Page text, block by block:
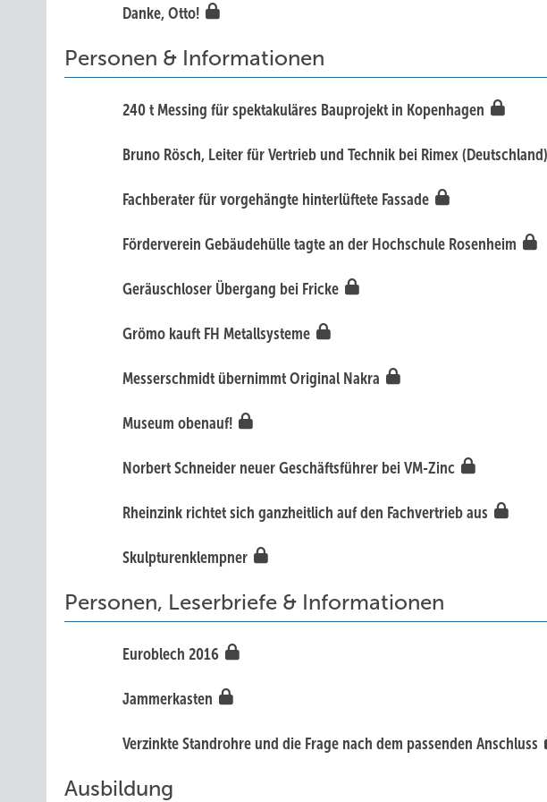
Danke, Otto!
Personen & Informationen
240 t Messing für spektakuläres Bauprojekt in Kopenhagen
Bruno Rösch, Leiter für Vertrieb und Technik bei Rimex
Fachberater für vorgehängte hinterlüftete Fassade
Förderverein Gebäudehülle tagte an der Hochschule Rosenheim
Geräuschloser Übergang bei Fricke
Grömo kauft FH Metallsysteme
Messerschmidt übernimmt Original Nakra
Museum obenauf!
Norbert Schneider neuer Geschäftsführer bei VM-Zinc
Rheinzink richtet sich ganzheitlich auf den Fachvertrieb aus
Skulpturenklempner
Personen, Leserbriefe & Informationen
Euroblech 2016
Jammerkasten
Verzinkte Standrohre und die Frage nach dem passenden Anschluss
Ausbildung